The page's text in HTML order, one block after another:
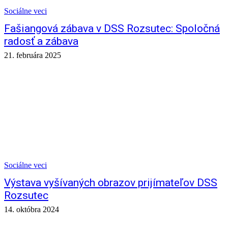
Sociálne veci
Fašiangová zábava v DSS Rozsutec: Spoločná
radosť a zábava
21. februára 2025
Sociálne veci
Výstava vyšívaných obrazov prijímateľov DSS
Rozsutec
14. októbra 2024